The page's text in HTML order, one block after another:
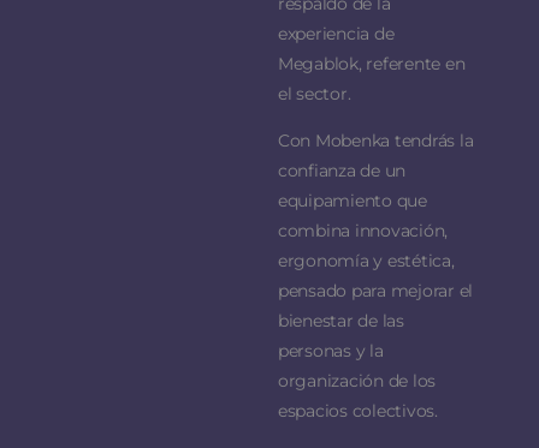
experiencia de
Megablok, referente en
el sector.
Con Mobenka tendrás la
confianza de un
equipamiento que
combina innovación,
ergonomía y estética,
pensado para mejorar el
bienestar de las
personas y la
organización de los
espacios colectivos.